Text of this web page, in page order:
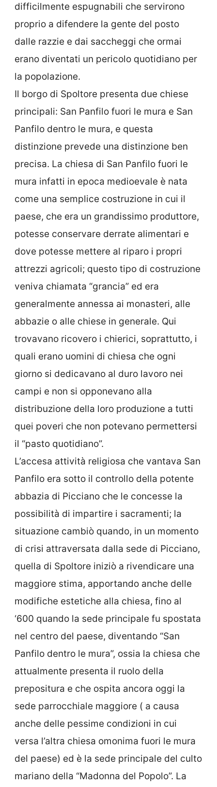
difficilmente espugnabili che servirono
proprio a difendere la gente del posto
dalle razzie e dai saccheggi che ormai
erano diventati un pericolo quotidiano per
la popolazione.
Il borgo di Spoltore presenta due chiese
principali: San Panfilo fuori le mura e San
Panfilo dentro le mura, e questa
distinzione prevede una distinzione ben
precisa. La chiesa di San Panfilo fuori le
mura infatti in epoca medioevale è nata
come una semplice costruzione in cui il
paese, che era un grandissimo produttore,
potesse conservare derrate alimentari e
dove potesse mettere al riparo i propri
attrezzi agricoli; questo tipo di costruzione
veniva chiamata “grancia” ed era
generalmente annessa ai monasteri, alle
abbazie o alle chiese in generale. Qui
trovavano ricovero i chierici, soprattutto, i
quali erano uomini di chiesa che ogni
giorno si dedicavano al duro lavoro nei
campi e non si opponevano alla
distribuzione della loro produzione a tutti
quei poveri che non potevano permettersi
il “pasto quotidiano”.
L’accesa attività religiosa che vantava San
Panfilo era sotto il controllo della potente
abbazia di Picciano che le concesse la
possibilità di impartire i sacramenti; la
situazione cambiò quando, in un momento
di crisi attraversata dalla sede di Picciano,
quella di Spoltore iniziò a rivendicare una
maggiore stima, apportando anche delle
modifiche estetiche alla chiesa, fino al
‘600 quando la sede principale fu spostata
nel centro del paese, diventando “San
Panfilo dentro le mura”, ossia la chiesa che
attualmente presenta il ruolo della
prepositura e che ospita ancora oggi la
sede parrocchiale maggiore ( a causa
anche delle pessime condizioni in cui
versa l’altra chiesa omonima fuori le mura
del paese) ed è la sede principale del culto
mariano della “Madonna del Popolo”. La